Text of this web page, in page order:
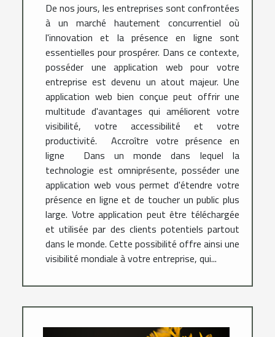
De nos jours, les entreprises sont confrontées
à un marché hautement concurrentiel où
l'innovation et la présence en ligne sont
essentielles pour prospérer. Dans ce contexte,
posséder une application web pour votre
entreprise est devenu un atout majeur. Une
application web bien conçue peut offrir une
multitude d'avantages qui améliorent votre
visibilité, votre accessibilité et votre
productivité. Accroître votre présence en
ligne Dans un monde dans lequel la
technologie est omniprésente, posséder une
application web vous permet d'étendre votre
présence en ligne et de toucher un public plus
large. Votre application peut être téléchargée
et utilisée par des clients potentiels partout
dans le monde. Cette possibilité offre ainsi une
visibilité mondiale à votre entreprise, qui...